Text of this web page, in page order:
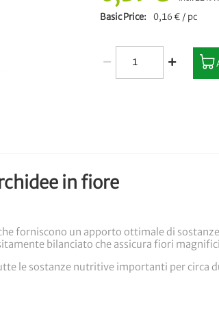
Basic Price 0,16 € / pc
in fiore
forniscono un apporto ottimale di
bilanciato che assicura fiori
le sostanze nutritive importanti per circa